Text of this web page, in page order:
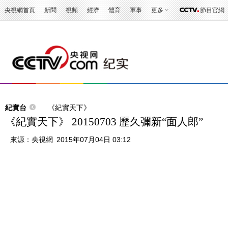
央視網首頁 新聞 視頻 經濟 體育 軍事 更多 節目官網
紀實台 《紀實天下》
《紀實天下》 20150703 歷久彌新“面人郎”
來源： 央視網 2015年07月04日 03:12